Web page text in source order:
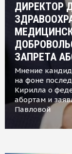
ДИРЕКТОР
ЗАПРЕТА
Мнение
на фоне
Кирилла о
абортам и
Павловой